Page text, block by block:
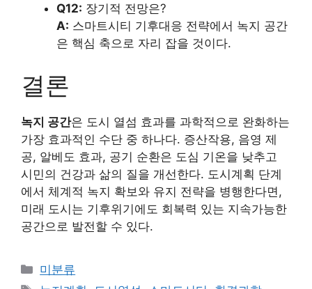
Q12: 장기적 전망은?
A: 스마트시티 기후대응 전략에서 녹지 공간
은 핵심 축으로 자리 잡을 것이다.
결론
녹지 공간은 도시 열섬 효과를 과학적으로 완화하는
가장 효과적인 수단 중 하나다. 증산작용, 음영 제
공, 알베도 효과, 공기 순환은 도심 기온을 낮추고
시민의 건강과 삶의 질을 개선한다. 도시계획 단계
에서 체계적 녹지 확보와 유지 전략을 병행한다면,
미래 도시는 기후위기에도 회복력 있는 지속가능한
공간으로 발전할 수 있다.
카
테
미분류